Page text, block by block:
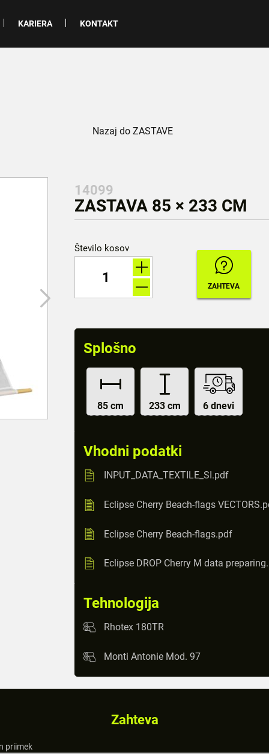
KARIERA KONTAKT
Nazaj do ZASTAVE
14099
ZASTAVA 85 × 233 CM
Število kosov
Splošno
85 cm 233 cm 6 dnevi
Vhodni podatki
INPUT_DATA_TEXTILE_SI.pdf
Eclipse Cherry Beach-flags
Eclipse Cherry Beach-flags.pdf
Eclipse DROP Cherry M data
Tehnologija
Rhotex 180TR
Monti Antonie Mod. 97
Zahteva
priimek